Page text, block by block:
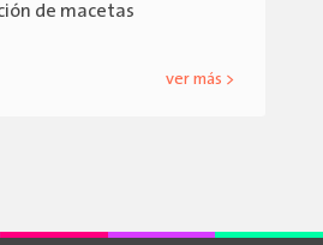
de macetas
ver más >